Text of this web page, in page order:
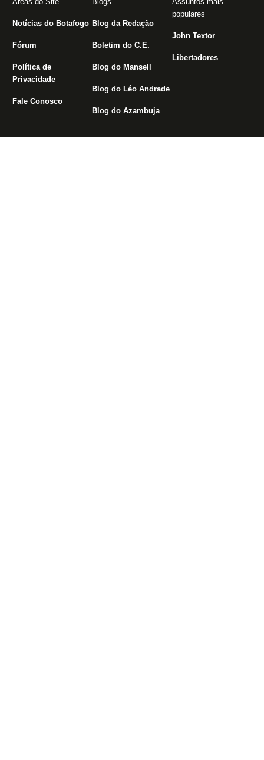
Notícias do Botafogo
Fórum
Política de
Privacidade
Fale Conosco
Blog da Redação
Boletim do C.E.
Blog do Mansell
Blog do Léo Andrade
Blog do Azambuja
populares
John Textor
Libertadores